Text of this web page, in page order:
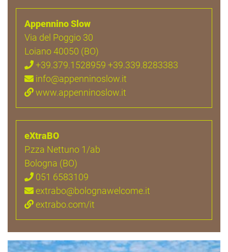
Appennino Slow
Via del Poggio 30
Loiano 40050 (BO)
+39.379.1528959 +39.339.8283383
info@appenninoslow.it
www.appenninoslow.it
eXtraBO
P.zza Nettuno 1/ab
Bologna (BO)
051 6583109
extrabo@bolognawelcome.it
extrabo.com/it